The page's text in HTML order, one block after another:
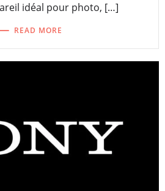
idéal pour photo, […]
READ MORE